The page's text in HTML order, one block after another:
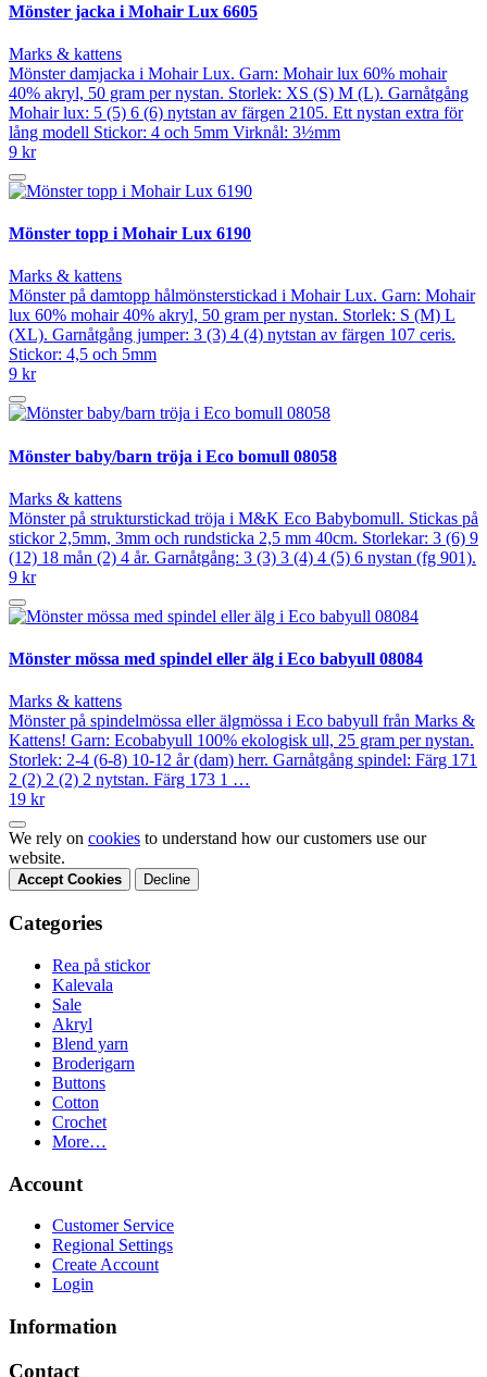
Mönster jacka i Mohair Lux 6605
Marks & kattens
Mönster damjacka i Mohair Lux. Garn: Mohair lux 60% mohair
40% akryl, 50 gram per nystan. Storlek: XS (S) M (L). Garnåtgång
Mohair lux: 5 (5) 6 (6) nytstan av färgen 2105. Ett nystan extra för
lång modell Stickor: 4 och 5mm Virknål: 3½mm
9 kr
Mönster topp i Mohair Lux 6190
Marks & kattens
Mönster på damtopp hålmönsterstickad i Mohair Lux. Garn: Mohair
lux 60% mohair 40% akryl, 50 gram per nystan. Storlek: S (M) L
(XL). Garnåtgång jumper: 3 (3) 4 (4) nytstan av färgen 107 ceris.
Stickor: 4,5 och 5mm
9 kr
Mönster baby/barn tröja i Eco bomull 08058
Marks & kattens
Mönster på strukturstickad tröja i M&K Eco Babybomull. Stickas på
stickor 2,5mm, 3mm och rundsticka 2,5 mm 40cm. Storlekar: 3 (6) 9
(12) 18 mån (2) 4 år. Garnåtgång: 3 (3) 3 (4) 4 (5) 6 nystan (fg 901).
9 kr
Mönster mössa med spindel eller älg i Eco babyull 08084
Marks & kattens
Mönster på spindelmössa eller älgmössa i Eco babyull från Marks &
Kattens! Garn: Ecobabyull 100% ekologisk ull, 25 gram per nystan.
Storlek: 2-4 (6-8) 10-12 år (dam) herr. Garnåtgång spindel: Färg 171
2 (2) 2 (2) 2 nytstan. Färg 173 1 …
19 kr
We rely on cookies to understand how our customers use our
website.
Accept Cookies Decline
Categories
Rea på stickor
Kalevala
Sale
Akryl
Blend yarn
Broderigarn
Buttons
Cotton
Crochet
More…
Account
Customer Service
Regional Settings
Create Account
Login
Information
Contact